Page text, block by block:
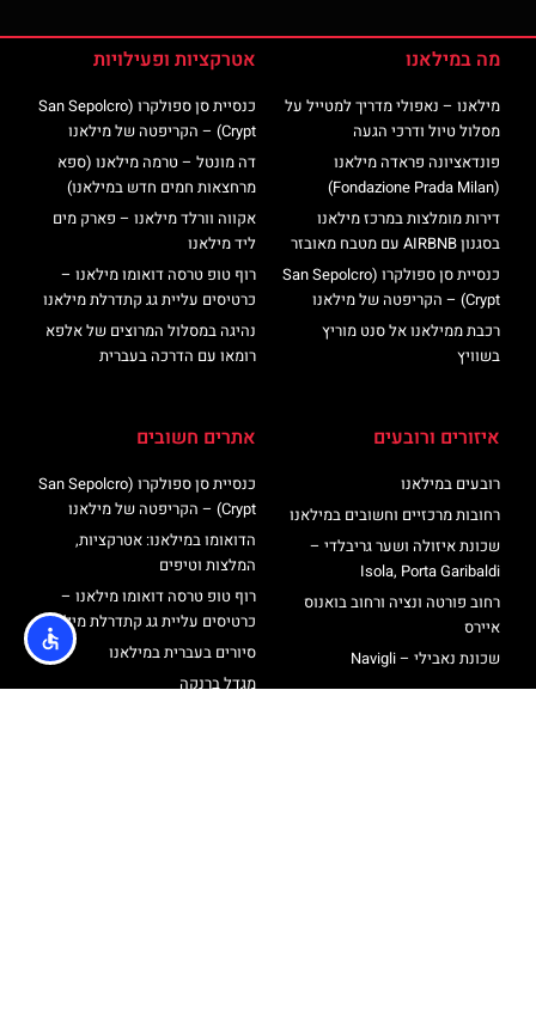
מה במילאנו
מילאנו – נאפולי מדריך למטייל על
מסלול טיול ודרכי הגעה
פונדאציונה פראדה מילאנו
(Fondazione Prada Milan)
דירות מומלצות במרכז מילאנו
בסגנון AIRBNB עם מטבח מאובזר
כנסיית סן ספולקרו (San Sepolcro
Crypt) – הקריפטה של מילאנו
רכבת ממילאנו אל סנט מוריץ
בשוויץ
אטרקציות ופעילויות
כנסיית סן ספולקרו (San Sepolcro
Crypt) – הקריפטה של מילאנו
דה מונטל – טרמה מילאנו (ספא
מרחצאות חמים חדש במילאנו)
אקווה וורלד מילאנו – פארק מים
ליד מילאנו
רוף טופ טרסה דואומו מילאנו –
כרטיסים עליית גג קתדרלת מילאנו
נהיגה במסלול המרוצים של אלפא
רומאו עם הדרכה בעברית
איזורים ורובעים
רובעים במילאנו
רחובות מרכזיים וחשובים במילאנו
שכונת איזולה ושער גריבלדי –
Isola, Porta Garibaldi
רחוב פורטה ונציה ורחוב בואנוס
איירס
שכונת נאבילי – Navigli
אתרים חשובים
כנסיית סן ספולקרו (San Sepolcro
Crypt) – הקריפטה של מילאנו
הדואומו במילאנו: אטרקציות,
המלצות וטיפים
רוף טופ טרסה דואומו מילאנו –
כרטיסים עליית גג קתדרלת מילאנו
סיורים בעברית במילאנו
מגדל ברנקה